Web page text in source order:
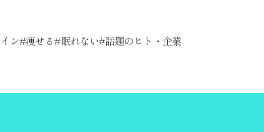
ン 痩せる 眠れない 話題のヒト・企業